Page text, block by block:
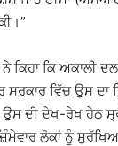
ਨੇ ਕਿਹਾ ਕਿ
ਸਰਕਾਰ ਵਿੱਚ ਉਸ ਦਾ
ਦੀ ਦੇਖ-ਰੇਖ ਹੇਠ
ਲੋਕਾਂ ਨੂੰ